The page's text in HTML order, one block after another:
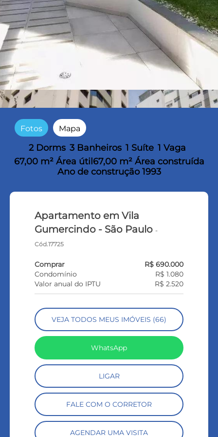
Fotos Mapa
2 Dorms 3 Banheiros 1 Suíte 1 Vaga
67,00 m² Área útil 67,00 m² Área construída
Ano de construção 1993
Apartamento em Vila
Gumercindo - São Paulo-
Cód.17725
Comprar
R$ 690.000
Condomínio
R$ 1.080
Valor anual do IPTU
R$ 2.520
VEJA TODOS MEUS IMÓVEIS (66)
WhatsApp
LIGAR
FALE COM O CORRETOR
AGENDAR UMA VISITA